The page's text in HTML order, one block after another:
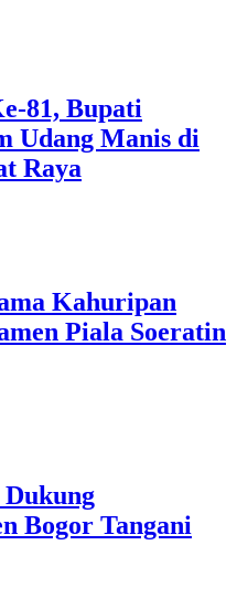
81, Bupati
Udang Manis di
Raya
Kahuripan
Piala Soeratin
Bogor Tangani